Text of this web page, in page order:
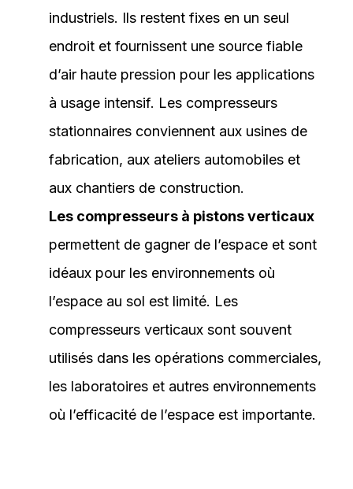
industriels. Ils restent fixes en un seul
endroit et fournissent une source fiable
d’air haute pression pour les applications
à usage intensif. Les compresseurs
stationnaires conviennent aux usines de
fabrication, aux ateliers automobiles et
aux chantiers de construction.
Les compresseurs à pistons verticaux
permettent de gagner de l’espace et sont
idéaux pour les environnements où
l’espace au sol est limité. Les
compresseurs verticaux sont souvent
utilisés dans les opérations commerciales,
les laboratoires et autres environnements
où l’efficacité de l’espace est importante.